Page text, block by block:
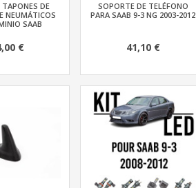
TAPONES DE
NEUMÁTICOS
SAAB
€
SOPORTE DE TELÉFONO
PARA SAAB 9-3 NG 2003-2012
41,10 €